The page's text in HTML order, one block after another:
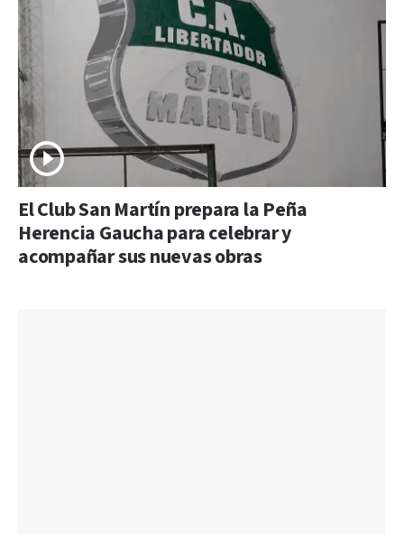
El Club San Martín prepara la Peña
Herencia Gaucha para celebrar y
acompañar sus nuevas obras